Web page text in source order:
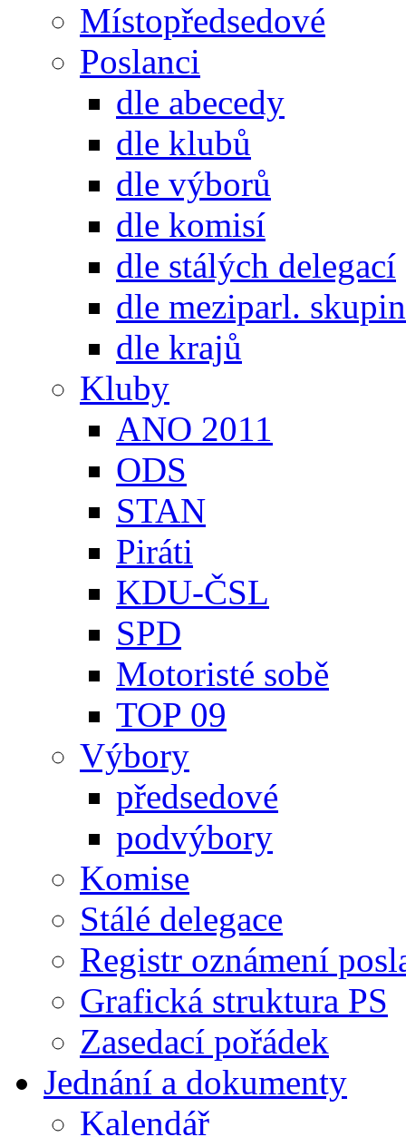
Místopředsedové
Poslanci
dle abecedy
dle klubů
dle výborů
dle komisí
dle stálých delegací
dle meziparl. skupin
dle krajů
Kluby
ANO 2011
ODS
STAN
Piráti
KDU-ČSL
SPD
Motoristé sobě
TOP 09
Výbory
předsedové
podvýbory
Komise
Stálé delegace
Registr oznámení
Grafická struktura PS
Zasedací pořádek
Jednání a dokumenty
Kalendář